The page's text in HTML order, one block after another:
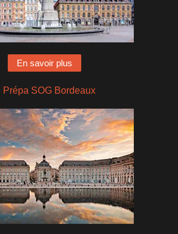
En savoir plus
Prépa SOG Bordeaux